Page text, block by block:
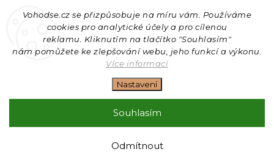
Vohodse.cz se přizpůsobuje na míru vám. Používáme
cookies pro analytické účely a pro cílenou
reklamu. Kliknutím na tlačítko "Souhlasím"
nám pomůžete ke zlepšování webu, jeho funkcí a výkonu.
Více informací
Nastavení
Odmítnout
Souhlasím
Sledovat na Instagramu
Copyright 2026Vohodse.cz. Všechna práva vyhrazena.
Upravit nastavení cookies